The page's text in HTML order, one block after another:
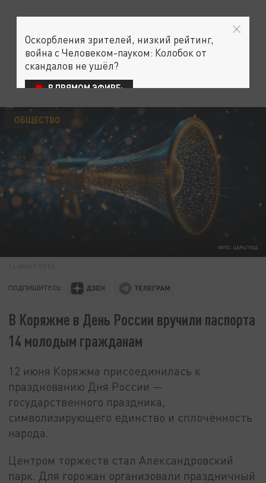
ФОТО: ЦАРЬГРАД
ОБЩЕСТВО
ПОДПИШИТЕСЬ:
В Коряжме в День России вручили паспорта
14 молодым гражданам
12 июня Коряжма присоединилась к
празднованию Дня России —
государственного праздника,
символизирующего единство и сплочённость
народа.
Центром торжеств стал Александровский
парк. Для горожан организовали праздничный
Оскорбления зрителей, низкий рейтинг,
война с Человеком-пауком: Колобок от
скандалов не ушёл?
В ПРЯМОМ ЭФИРЕ: